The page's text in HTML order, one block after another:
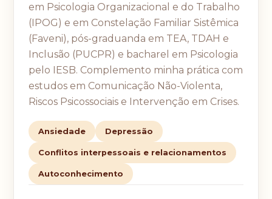
em Psicologia Organizacional e do Trabalho
(IPOG) e em Constelação Familiar Sistêmica
(Faveni), pós-graduanda em TEA, TDAH e
Inclusão (PUCPR) e bacharel em Psicologia
pelo IESB. Complemento minha prática com
estudos em Comunicação Não-Violenta,
Riscos Psicossociais e Intervenção em Crises.
Ansiedade Depressão
Conflitos interpessoais e relacionamentos
Autoconhecimento